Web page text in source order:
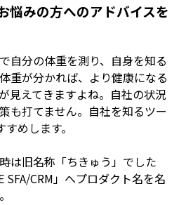
悩みの方へのアドバイスを
自分の体重を測り、自身を知る
重が分かれば、より健康になる
見えてきますよね。自社の状況
も打てません。自社を知るツー
めします。
は旧名称「ちきゅう」でした
SFA/CRM」へプロダクト名を名